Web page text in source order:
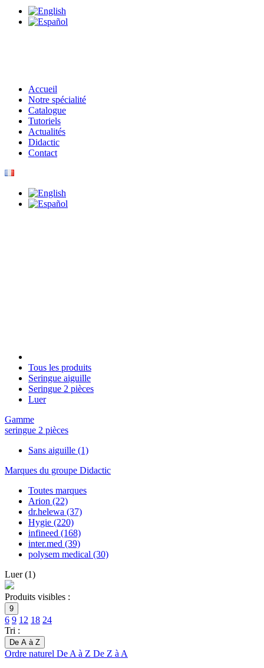
Accueil
Notre spécialité
Catalogue
Tutoriels
Actualités
Didactic
Contact
Tous les produits
Seringue aiguille
Seringue 2 pièces
Luer
Gamme
seringue 2 pièces
Sans aiguille (1)
Marques du groupe Didactic
Toutes marques
Arion (22)
dr.helewa (37)
Hygie (220)
infineed (168)
inter.med (39)
polysem medical (30)
Luer(1)
Produits visibles :
9
6 9 12 18 24
Tri :
De A à Z
Ordre naturel De A à Z De Z à A